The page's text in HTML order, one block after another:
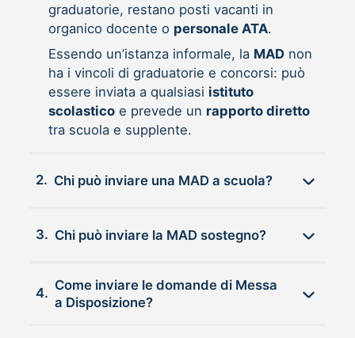
graduatorie, restano posti vacanti in
organico docente o personale ATA.
Essendo un’istanza informale, la MADnon
ha i vincoli di graduatorie e concorsi: può
essere inviata a qualsiasi istituto
scolasticoe prevede un rapporto diretto
tra scuola e supplente.
2. Chi può inviare una MAD a scuola?
3. Chi può inviare la MAD sostegno?
4.
Come inviare le domande di Messa
a Disposizione?